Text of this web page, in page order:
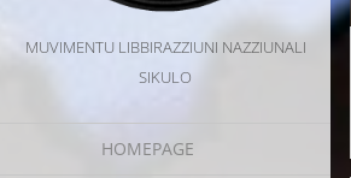
MUVIMENTU LIBBIRAZZIUNI NAZZIUNALI
SIKULO
HOMEPAGE